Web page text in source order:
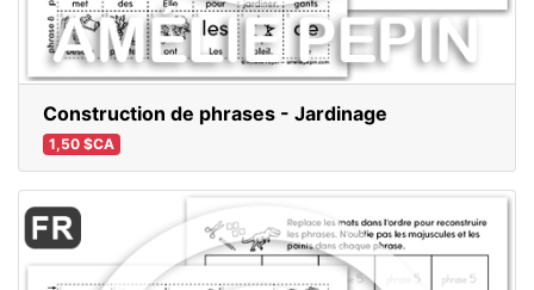
Construction de phrases - Jardinage
1,50 $CA